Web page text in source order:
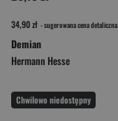
34,90 zł - sugerowana cena detaliczna
Demian
Hermann Hesse
Chwilowo niedostępny